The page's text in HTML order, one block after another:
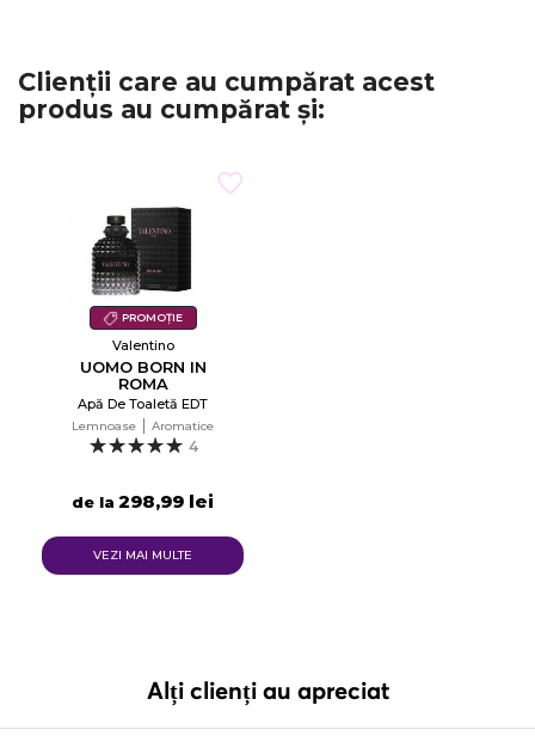
Clienții care au cumpărat acest
produs au cumpărat și:
PROMOȚIE
Valentino
UOMO BORN IN
ROMA
Apă De Toaletă EDT
Lemnoase Aromatice
4
de la 298,99 lei
VEZI MAI MULTE
Alți clienți au apreciat